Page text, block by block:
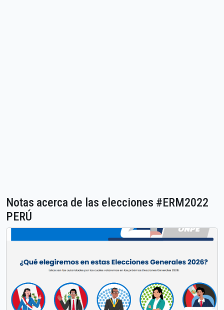
Notas acerca de las elecciones #ERM2022
PERÚ